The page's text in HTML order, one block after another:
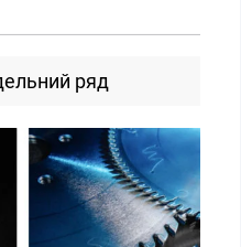
ряд